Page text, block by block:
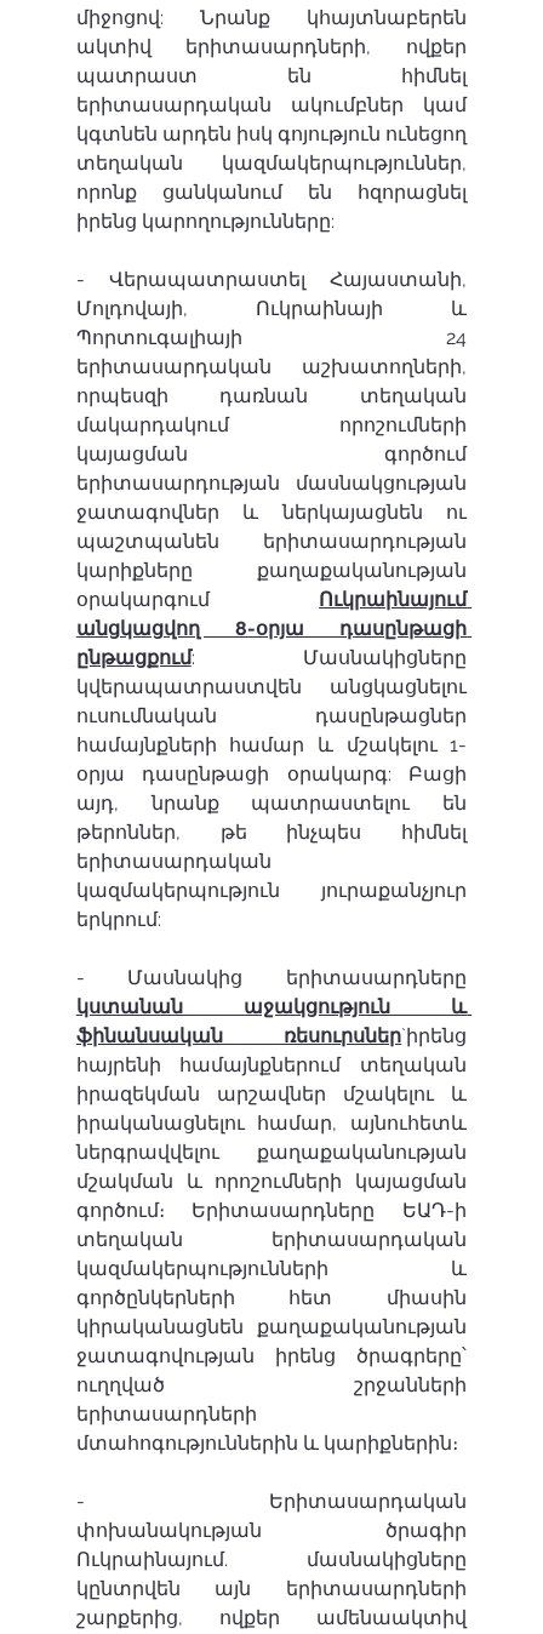
միջոցով: Նրանք կհայտնաբերեն
ակտիվ երիտասարդների, ովքեր
պատրաստ են հիմնել
երիտասարդական ակումբներ կամ
կգտնեն արդեն իսկ գոյություն ունեցող
տեղական կազմակերպություններ,
որոնք ցանկանում են հզորացնել
իրենց կարողությունները:
- Վերապատրաստել Հայաստանի,
Մոլդովայի, Ուկրաինայի և
Պորտուգալիայի 24
երիտասարդական աշխատողների,
որպեսզի դառնան տեղական
մակարդակում որոշումների
կայացման գործում
երիտասարդության մասնակցության
ջատագովներ և ներկայացնեն ու
պաշտպանեն երիտասարդության
կարիքները քաղաքականության
օրակարգում Ուկրաինայում
անցկացվող 8-օրյա դասընթացի
ընթացքում: Մասնակիցները
կվերապատրաստվեն անցկացնելու
ուսումնական դասընթացներ
համայնքների համար և մշակելու 1-
օրյա դասընթացի օրակարգ: Բացի
այդ, նրանք պատրաստելու են
թերոններ, թե ինչպես հիմնել
երիտասարդական
կազմակերպություն յուրաքանչյուր
երկրում:
կստանան աջակցություն և
ֆինանսական ռեսուրսներ`իրենց
հայրենի համայնքներում տեղական
իրազեկման արշավներ մշակելու և
իրականացնելու համար, այնուհետև
ներգրավվելու քաղաքականության
մշակման և որոշումների կայացման
գործում։ Երիտասարդները ԵԱԴ-ի
տեղական երիտասարդական
կազմակերպությունների և
գործընկերների հետ միասին
կիրականացնեն քաղաքականության
ջատագովության իրենց ծրագրերը՝
ուղղված շրջանների
երիտասարդների
մտահոգություններին և կարիքներին։
- Երիտասարդական
փոխանակության ծրագիր
Ուկրաինայում. մասնակիցները
կընտրվեն այն երիտասարդների
շարքերից, ովքեր ամենաակտիվ